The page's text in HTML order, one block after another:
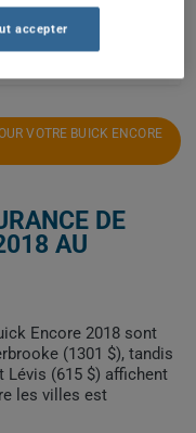
2025
VOTRE BUICK ENCORE
DE
AU
Encore 2018 sont
(1301 $), tandis
Lévis (615 $) affichent
les villes est
accepter